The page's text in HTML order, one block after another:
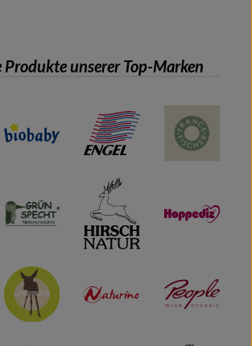
Produkte unserer Top-Marken